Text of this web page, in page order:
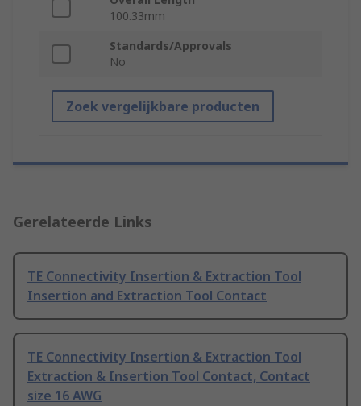
100.33mm
Standards/Approvals
No
Zoek vergelijkbare producten
Gerelateerde Links
TE Connectivity Insertion & Extraction Tool
Insertion and Extraction Tool Contact
TE Connectivity Insertion & Extraction Tool
Extraction & Insertion Tool Contact, Contact
size 16 AWG